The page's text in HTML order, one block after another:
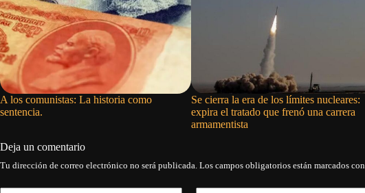
A los comunistas: La historia como
sentencia.
Se cierra la era de los límites nucleares:
expira el tratado que frenó una carrera
armamentista
Deja un comentario
Tu dirección de correo electrónico no será publicada. Los campos obligatorios están marcados con